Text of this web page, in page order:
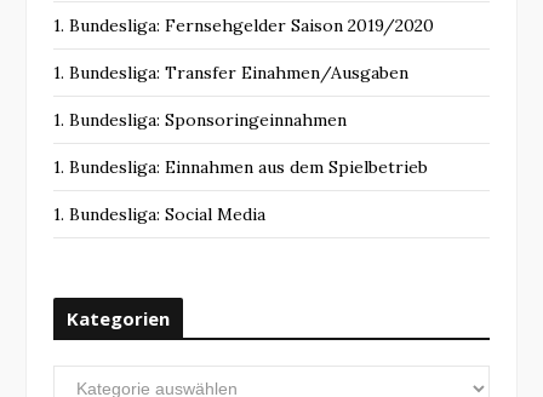
1. Bundesliga: Fernsehgelder Saison 2019/2020
1. Bundesliga: Transfer Einahmen/Ausgaben
1. Bundesliga: Sponsoringeinnahmen
1. Bundesliga: Einnahmen aus dem Spielbetrieb
1. Bundesliga: Social Media
Kategorien
Kategorien